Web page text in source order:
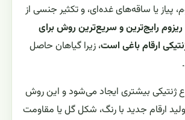
پیاز یا ساقه‌های غده‌ای، و تکثیر جنسی از
رایج‌ترین و سریع‌ترین روش برای
ارقام باغی است، زیرا گیاهان حاصل
ژنتیکی بیشتری ایجاد می‌شود و این روش
ارقام جدید با رنگ، شکل گل یا مقاومت